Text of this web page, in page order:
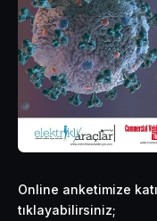
Online anketimize
tıklayabilirsiniz;